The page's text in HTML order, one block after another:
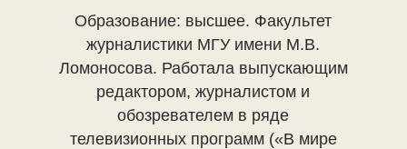
Образование: высшее. Факультет
журналистики МГУ имени М.В.
Ломоносова. Работала выпускающим
редактором, журналистом и
обозревателем в ряде
телевизионных программ («В мире